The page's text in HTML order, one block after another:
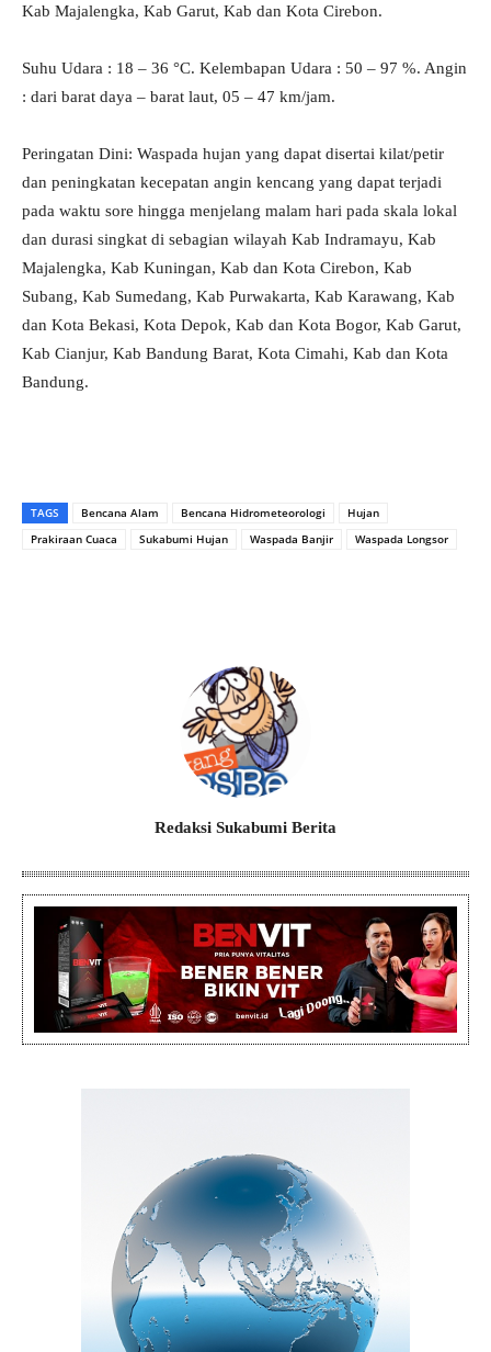
Kab Majalengka, Kab Garut, Kab dan Kota Cirebon.
Suhu Udara : 18 – 36 °C. Kelembapan Udara : 50 – 97 %. Angin
: dari barat daya – barat laut, 05 – 47 km/jam.
Peringatan Dini: Waspada hujan yang dapat disertai kilat/petir
dan peningkatan kecepatan angin kencang yang dapat terjadi
pada waktu sore hingga menjelang malam hari pada skala lokal
dan durasi singkat di sebagian wilayah Kab Indramayu, Kab
Majalengka, Kab Kuningan, Kab dan Kota Cirebon, Kab
Subang, Kab Sumedang, Kab Purwakarta, Kab Karawang, Kab
dan Kota Bekasi, Kota Depok, Kab dan Kota Bogor, Kab Garut,
Kab Cianjur, Kab Bandung Barat, Kota Cimahi, Kab dan Kota
Bandung.
TAGS Bencana Alam Bencana Hidrometeorologi
Hujan
Prakiraan Cuaca
Sukabumi Hujan Waspada Banjir Waspada Longsor
Redaksi Sukabumi Berita